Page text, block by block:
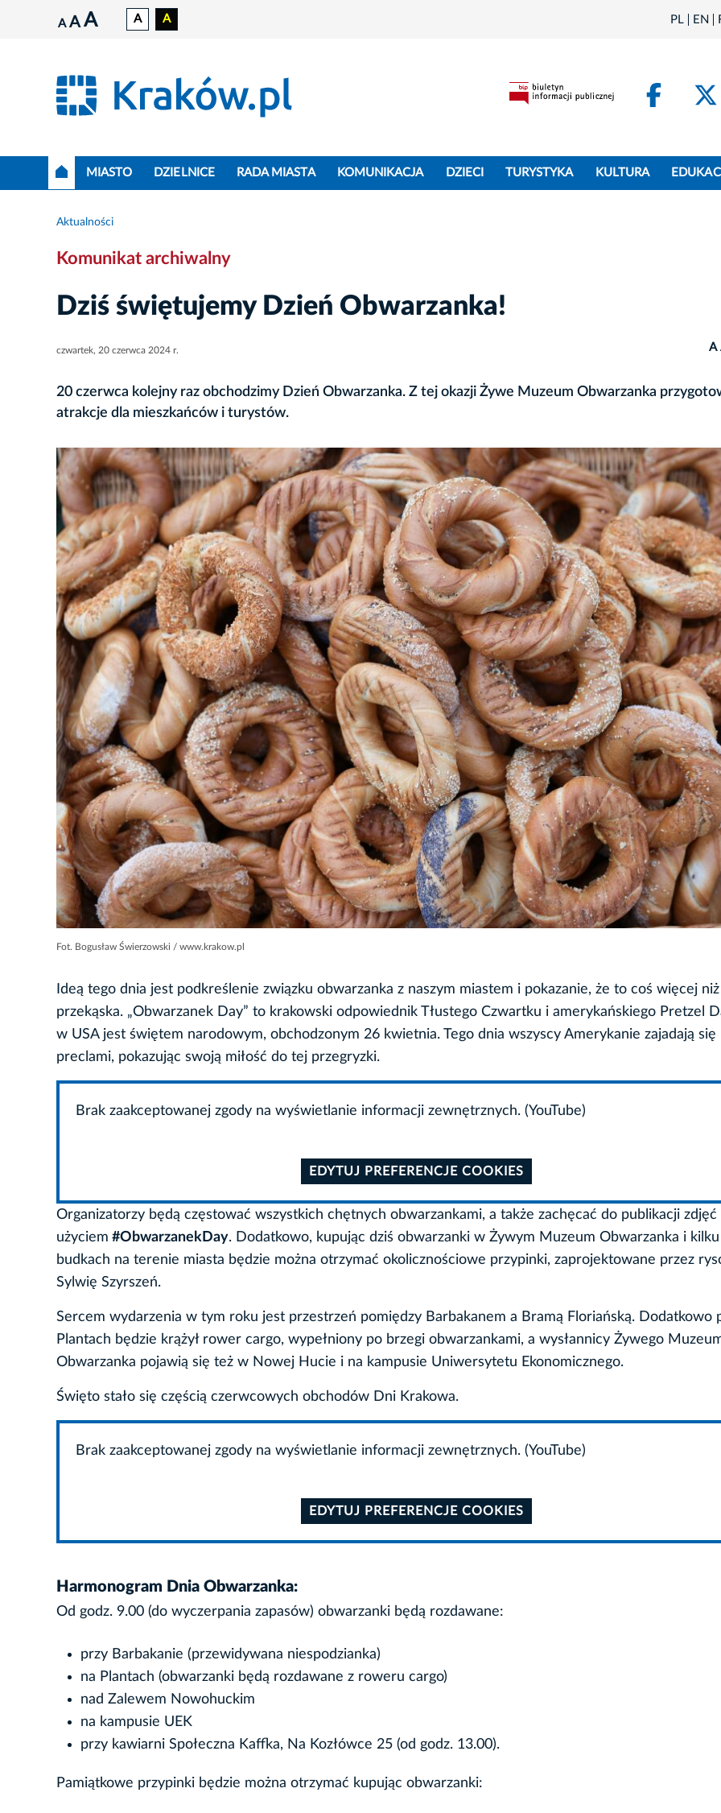
A A A A A PL EN
MIASTO DZIELNICE RADA MIASTA KOMUNIKACJA DZIECI TURYSTYKA KULTURA
Aktualności
Komunikat archiwalny
Dziś świętujemy Dzień Obwarzanka!
czwartek, 20 czerwca 2024 r. A
20 czerwca kolejny raz obchodzimy Dzień Obwarzanka. Z tej okazji Żywe Muzeum Obwarzanka
atrakcje dla mieszkańców i turystów.
Fot. Bogusław Świerzowski / www.krakow.pl
Ideą tego dnia jest podkreślenie związku obwarzanka z naszym miastem i pokazanie, że to coś więcej
przekąska. „Obwarzanek Day” to krakowski odpowiednik Tłustego Czwartku i amerykańskiego Pretzel
w USA jest świętem narodowym, obchodzonym 26 kwietnia. Tego dnia wszyscy Amerykanie zajadają się
preclami, pokazując swoją miłość do tej przegryzki.
Brak zaakceptowanej zgody na wyświetlanie informacji zewnętrznych. (YouTube)
EDYTUJ PREFERENCJE COOKIES
Organizatorzy będą częstować wszystkich chętnych obwarzankami, a także zachęcać do publikacji zdjęć
użyciem #ObwarzanekDay. Dodatkowo, kupując dziś obwarzanki w Żywym Muzeum Obwarzanka i kilku
budkach na terenie miasta będzie można otrzymać okolicznościowe przypinki, zaprojektowane przez
Sylwię Szyrszeń.
Sercem wydarzenia w tym roku jest przestrzeń pomiędzy Barbakanem a Bramą Floriańską. Dodatkowo
Plantach będzie krążył rower cargo, wypełniony po brzegi obwarzankami, a wysłannicy Żywego
Obwarzanka pojawią się też w Nowej Hucie i na kampusie Uniwersytetu Ekonomicznego.
Święto stało się częścią czerwcowych obchodów Dni Krakowa.
Brak zaakceptowanej zgody na wyświetlanie informacji zewnętrznych. (YouTube)
EDYTUJ PREFERENCJE COOKIES
Harmonogram Dnia Obwarzanka:
Od godz. 9.00 (do wyczerpania zapasów) obwarzanki będą rozdawane:
przy Barbakanie (przewidywana niespodzianka)
na Plantach (obwarzanki będą rozdawane z roweru cargo)
nad Zalewem Nowohuckim
na kampusie UEK
przy kawiarni Społeczna Kaffka, Na Kozłówce 25 (od godz. 13.00).
Pamiątkowe przypinki będzie można otrzymać kupując obwarzanki: